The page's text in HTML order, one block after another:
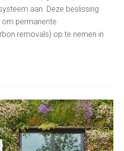
aan. Deze beslissing
permanente
removals) op te nemen in